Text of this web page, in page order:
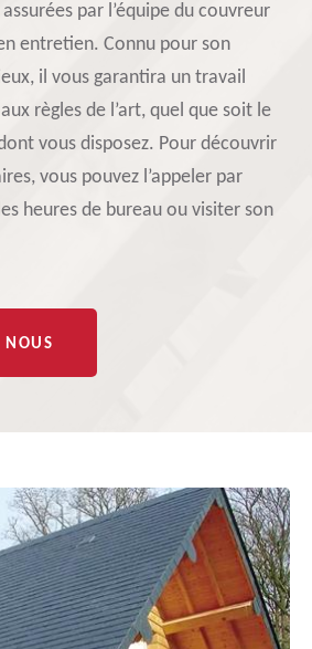
par l’équipe du couvreur
entretien. Connu pour son
il vous garantira un travail
règles de l’art, quel que soit le
vous disposez. Pour découvrir
vous pouvez l’appeler par
heures de bureau ou visiter son
NOUS